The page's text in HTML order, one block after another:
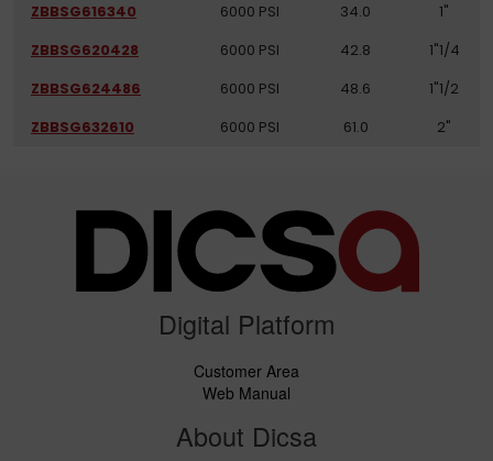
ZBBSG616340
6000 PSI 34.0
1"
ZBBSG620428
6000 PSI 42.8
1"1/4
ZBBSG624486
6000 PSI 48.6
1"1/2
ZBBSG632610
6000 PSI 61.0 2"
Digital Platform
Customer Area
Web Manual
About Dicsa